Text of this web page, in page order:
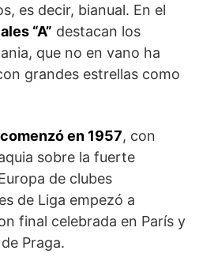
es decir, bianual. En el
“A” destacan los
que no en vano ha
grandes estrellas como
en 1957, con
sobre la fuerte
de clubes
de Liga empezó a
final celebrada en París y
Pra­ga.